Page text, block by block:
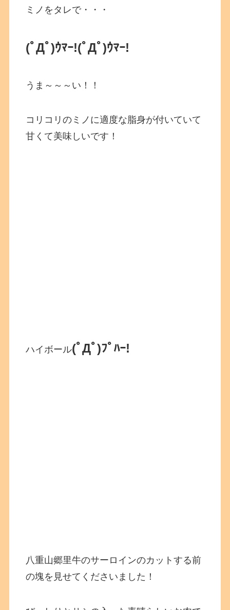
ミノをタレで・・・
(ﾟДﾟ)ｳﾏｰ!(ﾟДﾟ)ｳﾏｰ!
うま～～～い！！
コリコリのミノに適度な脂身が付いていて
甘くて美味しいです！
ハイボール(ﾟДﾟ)ﾌﾟﾊｰ!
八重山郷里牛のサーロインのカットする前
の塊を見せてくださいました！